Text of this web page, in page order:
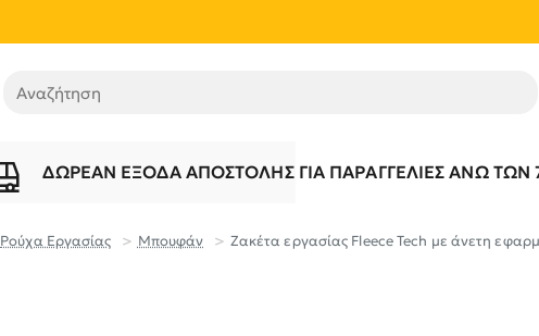
Αναζήτηση
ΔΩΡΕΆΝ ΈΞΟΔΑ ΑΠΟΣΤΟΛΉΣ ΓΙΑ ΠΑΡΑΓΓΕΛΊΕΣ ΆΝΩ ΤΩΝ
Ρούχα Εργασίας Μπουφάν Ζακέτα εργασίας Fleece Tech με άνετη